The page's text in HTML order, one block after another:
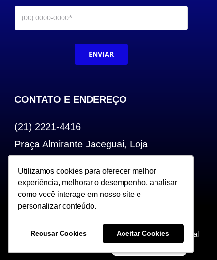
Utilizamos cookies para oferecer melhor
experiência, melhorar o desempenho, analisar
como você interage em nosso site e
personalizar conteúdo.
Recusar Cookies Aceitar Cookies
Utilizamos cookies para oferecer melhor
experiência, melhorar o desempenho, analisar
como você interage em nosso site e
personalizar conteúdo.
Recusar Cookies Aceitar Cookies
ENVIAR
CONTATO E ENDEREÇO
(21) 2221-4416
Praça Almirante Jaceguai, Loja
CEP: 20.240-000
Copyright 2022. Todos os Direitos Reservados |
Desenvolvido por Sceweb – Agência de Marketing Digital
360°